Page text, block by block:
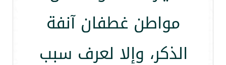
مواطن غطفان آنفة
الذكر، وإلا لعرف سبب